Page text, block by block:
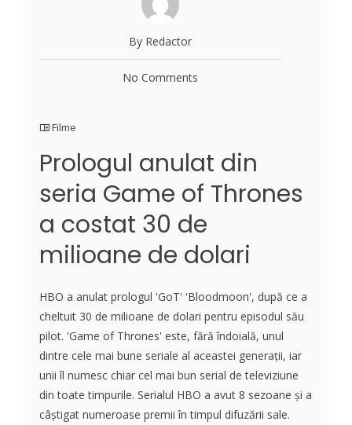
By Redactor
No Comments
Filme
Prologul anulat din
seria Game of Thrones
a costat 30 de
milioane de dolari
HBO a anulat prologul 'GoT' 'Bloodmoon', după ce a
cheltuit 30 de milioane de dolari pentru episodul său
pilot. 'Game of Thrones' este, fără îndoială, unul
dintre cele mai bune seriale al aceastei generații, iar
unii îl numesc chiar cel mai bun serial de televiziune
din toate timpurile. Serialul HBO a avut 8 sezoane și a
câștigat numeroase premii în timpul difuzării sale.